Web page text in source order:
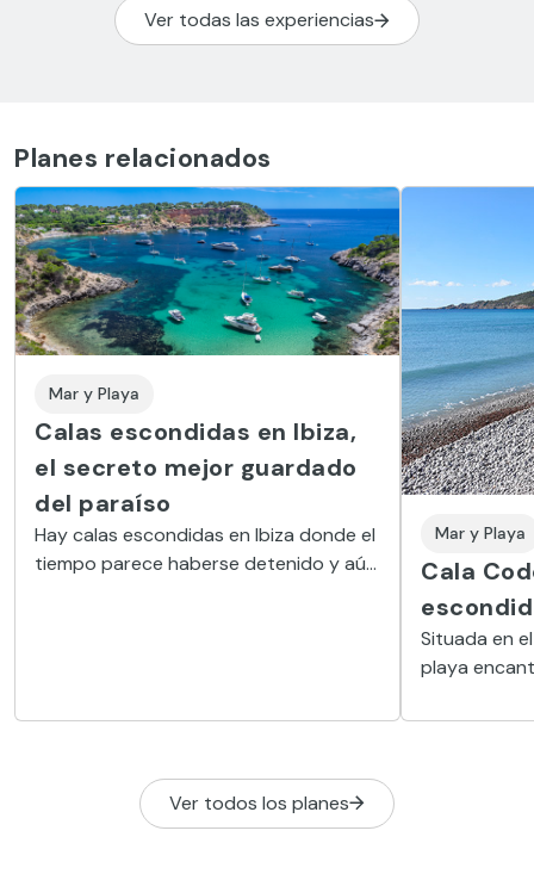
Ver todas las experiencias
Planes relacionados
Mar y Playa
Calas escondidas en Ibiza,
el secreto mejor guardado
del paraíso
Hay calas escondidas en Ibiza donde el
tiempo parece haberse detenido y aún
Mar y Playa
Cala
Situada en
playa
entorno
Ver todos los planes